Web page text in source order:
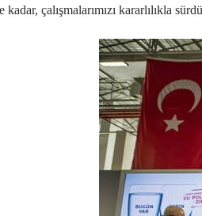
kadar, çalışmalarımızı kararlılıkla